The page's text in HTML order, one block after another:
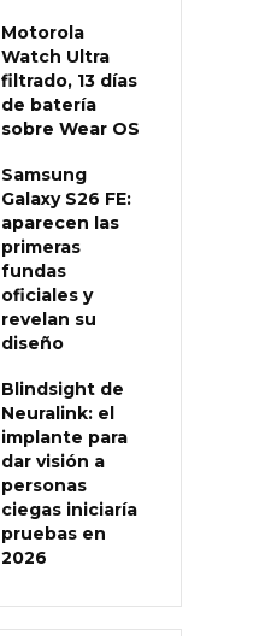
Motorola
Watch Ultra
filtrado, 13 días
de batería
sobre Wear OS
Samsung
Galaxy S26 FE:
aparecen las
primeras
fundas
oficiales y
revelan su
diseño
Blindsight de
Neuralink: el
implante para
dar visión a
personas
ciegas iniciaría
pruebas en
2026